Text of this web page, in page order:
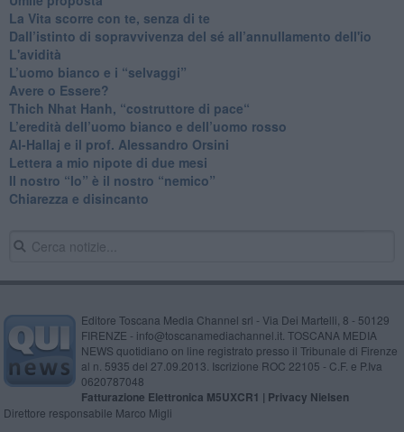
​La Vita scorre con te, senza di te
​Dall’istinto di sopravvivenza del sé all’annullamento dell'io
L'avidità
​L’uomo bianco e i “selvaggi”
​Avere o Essere?
​Thich Nhat Hanh, “costruttore di pace“
​L’eredità dell’uomo bianco e dell’uomo rosso
Al-Hallaj e il prof. Alessandro Orsini
​Lettera a mio nipote di due mesi
​Il nostro “Io” è il nostro “nemico”
​Chiarezza e disincanto
Editore Toscana Media Channel srl - Via Dei Martelli, 8 - 50129
FIRENZE - info@toscanamediachannel.it. TOSCANA MEDIA
NEWS quotidiano on line registrato presso il Tribunale di Firenze
al n. 5935 del 27.09.2013. Iscrizione ROC 22105 - C.F. e P.Iva
0620787048
Fatturazione Elettronica M5UXCR1 | Privacy Nielsen
Direttore responsabile Marco Migli